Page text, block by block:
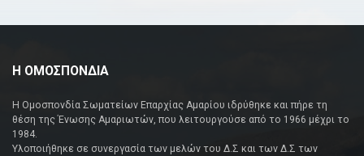
Η ΟΜΟΣΠΟΝΔΙΑ
Η Ομοσπονδία Σωματείων Επαρχίας Αμαρίου ιδρύθηκε και πήρε τη
θέση της Ένωσης Αμαριωτών, που λειτουργούσε από το 1966 μέχρι το
1984.
Υλοποιήθηκε σε συνεργασία των μελών του Δ.Σ και των Δ.Σ των